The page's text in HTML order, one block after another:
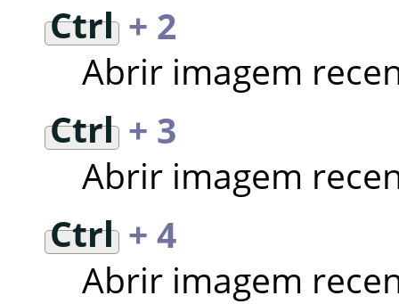
Ctrl+ 2
Abrir imagem
Ctrl+ 3
Abrir imagem
Ctrl+ 4
Abrir imagem